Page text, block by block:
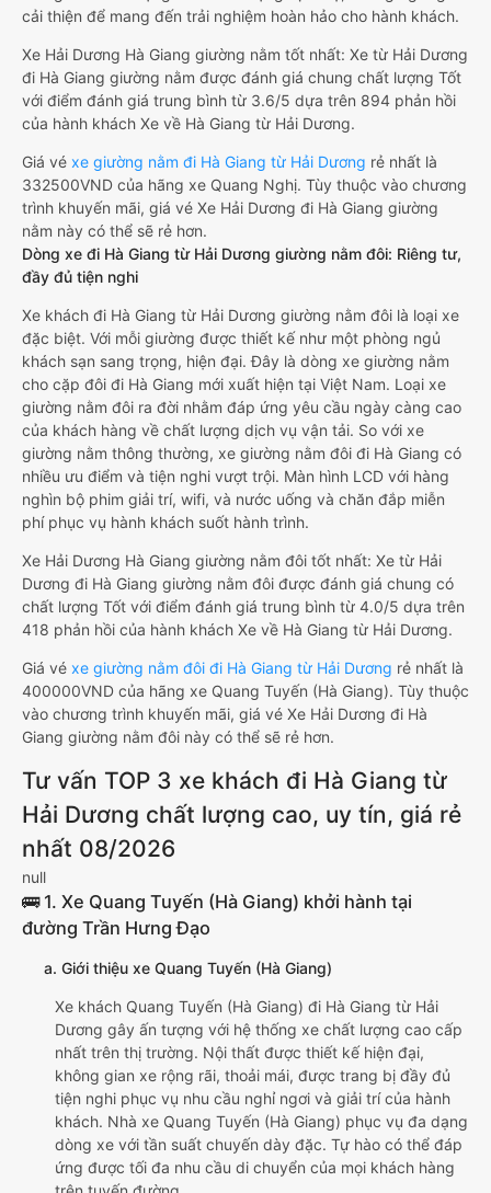
cải thiện để mang đến trải nghiệm hoàn hảo cho hành khách.
Xe Hải Dương Hà Giang giường nằm tốt nhất: Xe từ Hải Dương
đi Hà Giang giường nằm được đánh giá chung chất lượng Tốt
với điểm đánh giá trung bình từ 3.6/5 dựa trên 894 phản hồi
của hành khách Xe về Hà Giang từ Hải Dương.
Giá vé xe giường nằm đi Hà Giang từ Hải Dương rẻ nhất là
332500VND của hãng xe Quang Nghị. Tùy thuộc vào chương
trình khuyến mãi, giá vé Xe Hải Dương đi Hà Giang giường
nằm này có thể sẽ rẻ hơn.
Dòng xe đi Hà Giang từ Hải Dương giường nằm đôi: Riêng tư,
đầy đủ tiện nghi
Xe khách đi Hà Giang từ Hải Dương giường nằm đôi là loại xe
đặc biệt. Với mỗi giường được thiết kế như một phòng ngủ
khách sạn sang trọng, hiện đại. Đây là dòng xe giường nằm
cho cặp đôi đi Hà Giang mới xuất hiện tại Việt Nam. Loại xe
giường nằm đôi ra đời nhằm đáp ứng yêu cầu ngày càng cao
của khách hàng về chất lượng dịch vụ vận tải. So với xe
giường nằm thông thường, xe giường nằm đôi đi Hà Giang có
nhiều ưu điểm và tiện nghi vượt trội. Màn hình LCD với hàng
nghìn bộ phim giải trí, wifi, và nước uống và chăn đắp miễn
phí phục vụ hành khách suốt hành trình.
Xe Hải Dương Hà Giang giường nằm đôi tốt nhất: Xe từ Hải
Dương đi Hà Giang giường nằm đôi được đánh giá chung có
chất lượng Tốt với điểm đánh giá trung bình từ 4.0/5 dựa trên
418 phản hồi của hành khách Xe về Hà Giang từ Hải Dương.
Giá vé xe giường nằm đôi đi Hà Giang từ Hải Dương rẻ nhất là
400000VND của hãng xe Quang Tuyến (Hà Giang). Tùy thuộc
vào chương trình khuyến mãi, giá vé Xe Hải Dương đi Hà
Giang giường nằm đôi này có thể sẽ rẻ hơn.
Tư vấn TOP 3 xe khách đi Hà Giang từ
Hải Dương chất lượng cao, uy tín, giá rẻ
nhất 08/2026
null
🚌 1. Xe Quang Tuyến (Hà Giang) khởi hành tại
đường Trần Hưng Đạo
a. Giới thiệu xe Quang Tuyến (Hà Giang)
Xe khách Quang Tuyến (Hà Giang) đi Hà Giang từ Hải
Dương gây ấn tượng với hệ thống xe chất lượng cao cấp
nhất trên thị trường. Nội thất được thiết kế hiện đại,
không gian xe rộng rãi, thoải mái, được trang bị đầy đủ
tiện nghi phục vụ nhu cầu nghỉ ngơi và giải trí của hành
khách. Nhà xe Quang Tuyến (Hà Giang) phục vụ đa dạng
dòng xe với tần suất chuyến dày đặc. Tự hào có thể đáp
ứng được tối đa nhu cầu di chuyển của mọi khách hàng